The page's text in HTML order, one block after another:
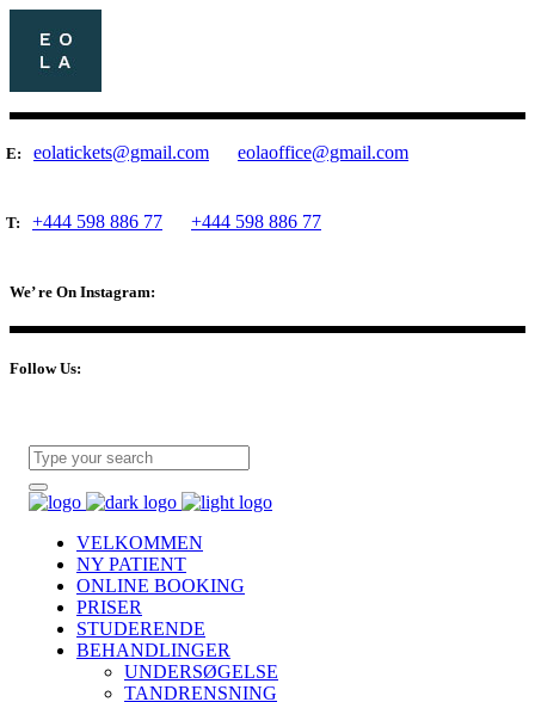
E: eolatickets@gmail.com eolaoffice@gmail.com
T: +444 598 886 77 +444 598 886 77
We’ re On Instagram:
Follow Us:
VELKOMMEN
NY PATIENT
ONLINE BOOKING
PRISER
STUDERENDE
BEHANDLINGER
UNDERSØGELSE
TANDRENSNING